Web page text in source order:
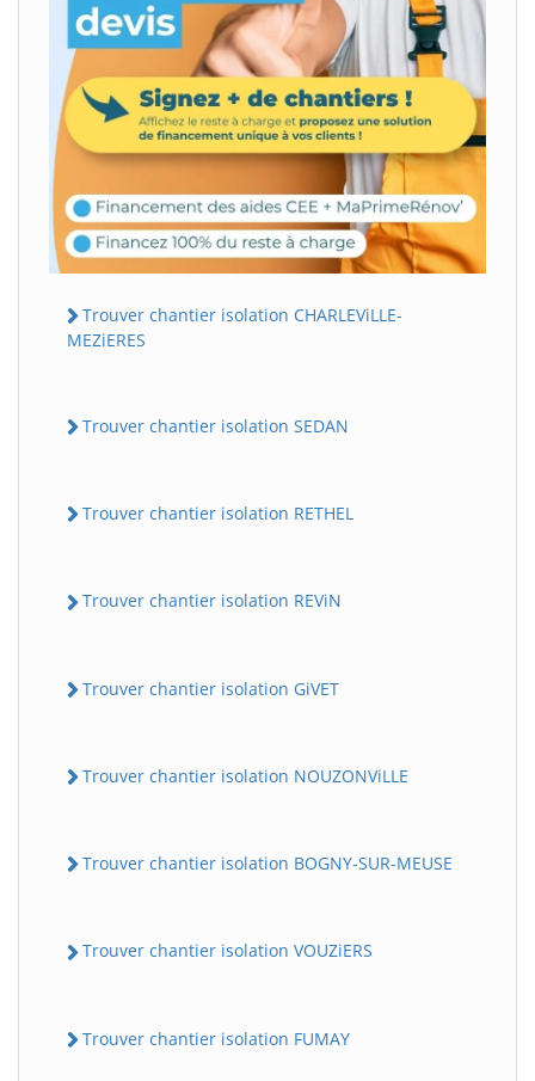
Trouver chantier isolation CHARLEViLLE-
MEZiERES
Trouver chantier isolation SEDAN
Trouver chantier isolation RETHEL
Trouver chantier isolation REViN
Trouver chantier isolation GiVET
Trouver chantier isolation NOUZONViLLE
Trouver chantier isolation BOGNY-SUR-MEUSE
Trouver chantier isolation VOUZiERS
Trouver chantier isolation FUMAY